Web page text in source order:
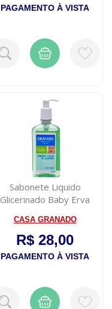
PAGAMENTO À VISTA
Sabonete Liquido
Glicerinado Baby Erva
CASA GRANADO
R$ 28,00
PAGAMENTO À VISTA